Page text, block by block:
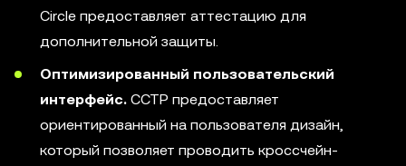
Circle предоставляет аттестацию для
дополнительной защиты.
Оптимизированный пользовательский
интерфейс. CCTP предоставляет
ориентированный на пользователя дизайн,
который позволяет проводить кроссчейн-